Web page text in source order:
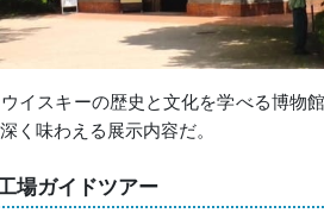
ウイスキーの歴史と文化を学べる博物
く味わえる展示内容だ。
場ガイドツアー